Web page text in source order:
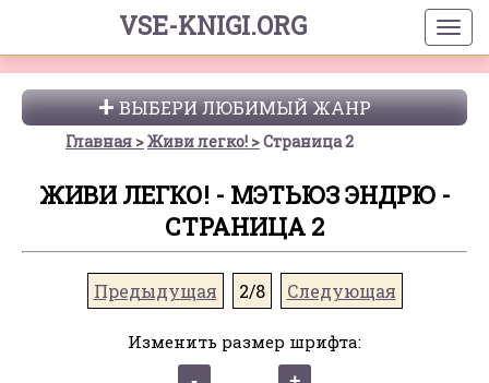
VSE-KNIGI.ORG
ВЫБЕРИ ЛЮБИМЫЙ ЖАНР
Главная Живи легко! Страница 2
ЖИВИ ЛЕГКО! - МЭТЬЮЗ ЭНДРЮ -
СТРАНИЦА 2
Предыдущая 2/8 Следующая
Изменить размер шрифта: